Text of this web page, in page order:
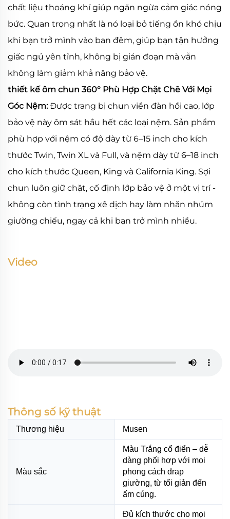
chất liệu thoáng khí giúp ngăn ngừa cảm giác nóng
bức. Quan trọng nhất là nó loại bỏ tiếng ồn khó chịu
khi bạn trở mình vào ban đêm, giúp bạn tận hưởng
giấc ngủ yên tĩnh, không bị gián đoạn mà vẫn
không làm giảm khả năng bảo vệ.
thiết kế ôm chun 360° Phù Hợp Chặt Chẽ Với Mọi
Góc Nệm:Được trang bị chun viền đàn hồi cao, lớp
bảo vệ này ôm sát hầu hết các loại nệm. Sản phẩm
phù hợp với nệm có độ dày từ 6–15 inch cho kích
thước Twin, Twin XL và Full, và nệm dày từ 6–18 inch
cho kích thước Queen, King và California King. Sợi
chun luôn giữ chặt, cố định lớp bảo vệ ở một vị trí -
không còn tình trạng xê dịch hay làm nhăn nhúm
giường chiếu, ngay cả khi bạn trở mình nhiều.
Video
Thông số kỹ thuật
Thương hiệu Musen
Màu sắc
Màu Trắng cổ điển – dễ
dàng phối hợp với mọi
phong cách drap
giường, từ tối giản đến
ấm cúng.
Đủ kích thước cho mọi